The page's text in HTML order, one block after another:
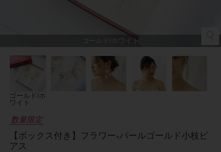
ゴールド/ホワイト
ゴールド/ホ
ワイト
数量限定
【ボックス付き】フラワー×パールゴールド小枝ピ
アス